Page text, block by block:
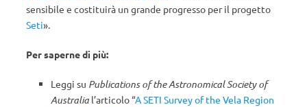
sensibile e costituirà un grande progresso per il progetto
Seti».
Per saperne di più:
Leggi su Publications of the Astronomical Society of
Australia l’articolo “A SETI Survey of the Vela Region